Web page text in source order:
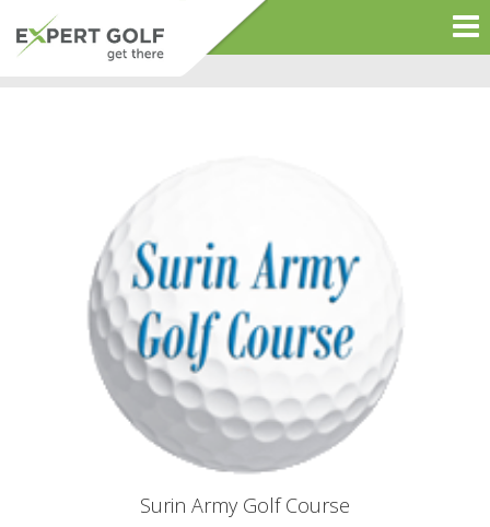
Surin Army Golf Course